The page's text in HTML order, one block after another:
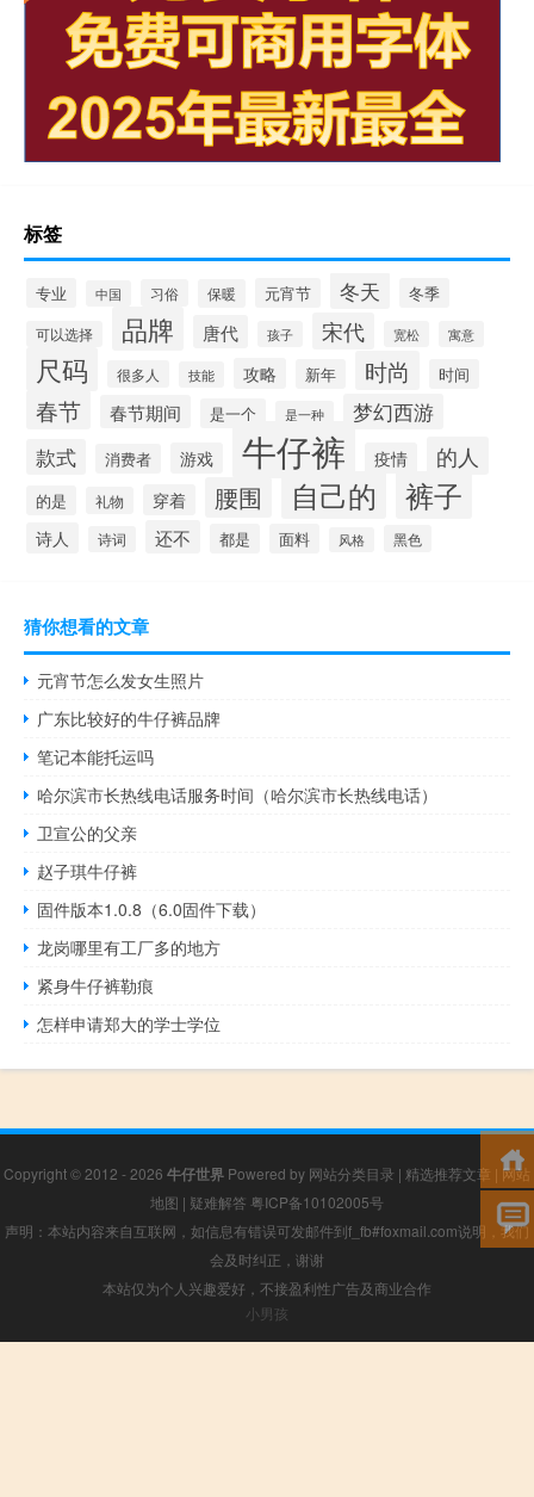
标签
专业 中国 习俗 保暖 元宵节 冬天 冬季
可以选择 品牌 唐代 孩子 宋代 宽松 寓意
尺码 很多人 技能 攻略 新年 时尚 时间
春节 春节期间 是一个 是一种
梦幻西游
款式
消费者 游戏 牛仔裤 疫情 的人
的是 礼物 穿着 腰围 自己的 裤子
诗人 诗词 还不 都是 面料 风格 黑色
猜你想看的文章
元宵节怎么发女生照片
广东比较好的牛仔裤品牌
笔记本能托运吗
哈尔滨市长热线电话服务时间（哈尔滨市长热线电话）
卫宣公的父亲
赵子琪牛仔裤
固件版本1.0.8（6.0固件下载）
龙岗哪里有工厂多的地方
紧身牛仔裤勒痕
怎样申请郑大的学士学位
Copyright © 2012 - 2026 牛仔世界 Powered by 网站分类目录 | 精选推荐文章 | 网站
地图 | 疑难解答 粤ICP备10102005号
声明：本站内容来自互联网，如信息有错误可发邮件到f_fb#foxmail.com说明，我们
会及时纠正，谢谢
本站仅为个人兴趣爱好，不接盈利性广告及商业合作
小男孩